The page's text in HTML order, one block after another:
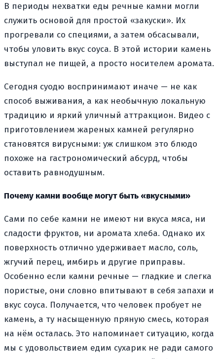
В периоды нехватки еды речные камни могли
служить основой для простой «закуски». Их
прогревали со специями, а затем обсасывали,
чтобы уловить вкус соуса. В этой истории камень
выступал не пищей, а просто носителем аромата.
Сегодня суодю воспринимают иначе — не как
способ выживания, а как необычную локальную
традицию и яркий уличный аттракцион. Видео с
приготовлением жареных камней регулярно
становятся вирусными: уж слишком это блюдо
похоже на гастрономический абсурд, чтобы
оставить равнодушным.
Почему камни вообще могут быть «вкусными»
Сами по себе камни не имеют ни вкуса мяса, ни
сладости фруктов, ни аромата хлеба. Однако их
поверхность отлично удерживает масло, соль,
жгучий перец, имбирь и другие приправы.
Особенно если камни речные — гладкие и слегка
пористые, они словно впитывают в себя запахи и
вкус соуса. Получается, что человек пробует не
камень, а ту насыщенную пряную смесь, которая
на нём осталась. Это напоминает ситуацию, когда
мы с удовольствием едим сухарик не ради самого